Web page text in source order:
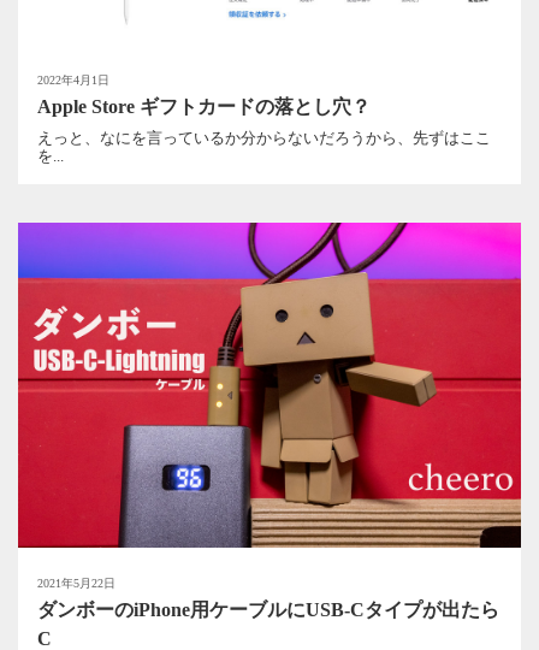
2022年4月1日
Apple Store ギフトカードの落とし穴？
えっと、なにを言っているか分からないだろうから、先ずはここ
を...
2021年5月22日
ダンボーのiPhone用ケーブルにUSB-Cタイプが出たら
C